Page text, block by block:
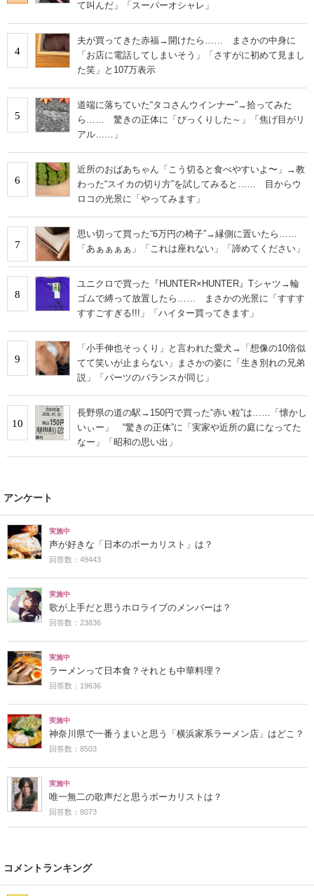
て叫んだ」「スーパーオシャレ」
4
夫が買ってきた赤福→開けたら…… まさかの中身に
「お店に電話してしまいそう」「さすがに初めて見まし
た笑」と107万表示
5
道端に落ちていた“タコさんウインナー”→拾ってみた
ら…… 驚きの正体に「びっくりした～」「焦げ目がリ
アル……」
6
近所のおばあちゃん「こう切ると食べやすいよ〜」→教
わった“スイカの切り方”を試してみると…… 目からウ
ロコの光景に「やってみます」
7
思い切って買った“6万円の椅子”→縁側に置いたら……
「あぁぁぁぁ」「これは座れない」「諦めてください」
8
ユニクロで買った『HUNTER×HUNTER』Tシャツ→輪
ゴムで縛って放置したら…… まさかの光景に「すすす
すすごすぎる!!!」「ハイター買ってきます」
9
「小手伸也そっくり」と言われた愛犬→「想像の10倍似
てて笑いが止まらない」まさかの姿に「生き別れの兄弟
説」「パーツのバランスが同じ」
10
長野県の道の駅→150円で買った“赤い粒”は……「懐かし
いぃー」 “驚きの正体”に「実家や近所の庭になってた
なー」「昭和の思い出」
アンケート
実施中
声が好きな「日本のボーカリスト」は？
回答数：49443
実施中
歌が上手だと思うホロライブのメンバーは？
回答数：23836
実施中
ラーメンって日本食？それとも中華料理？
回答数：19636
実施中
神奈川県で一番うまいと思う「横浜家系ラーメン店」はどこ？
回答数：8503
実施中
唯一無二の歌声だと思うボーカリストは？
回答数：8073
コメントランキング